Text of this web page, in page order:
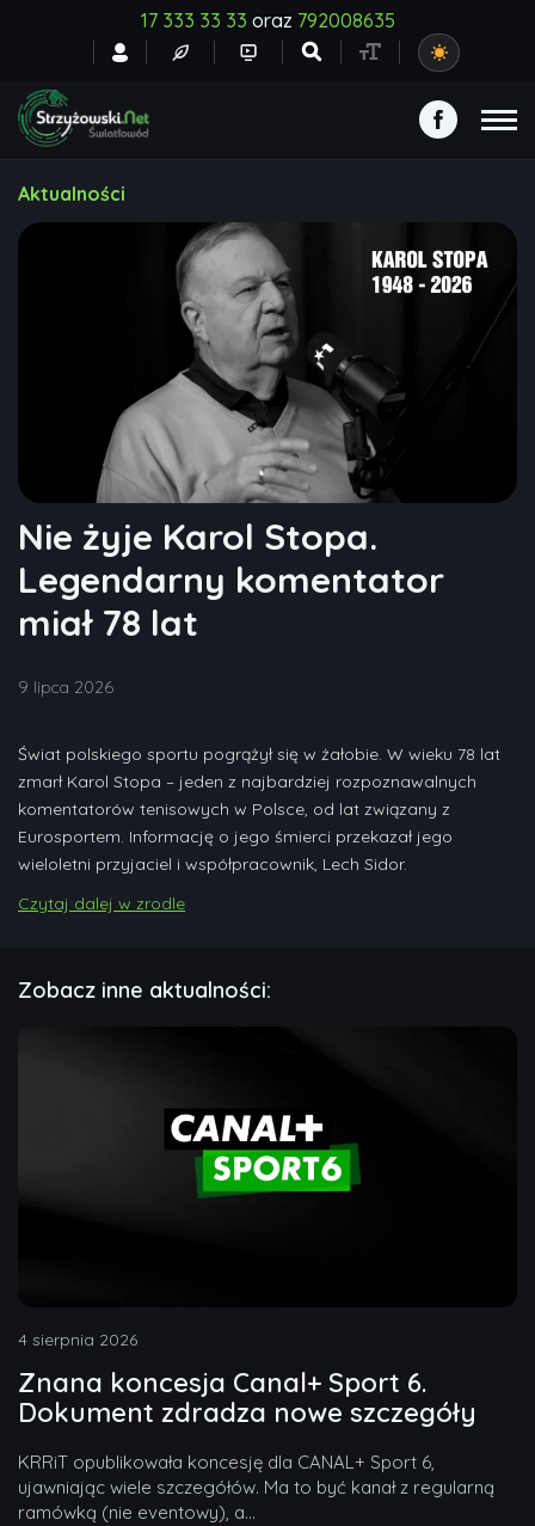
17 333 33 33 oraz 792008635
Aktualności
Nie żyje Karol Stopa.
Legendarny komentator
miał 78 lat
9 lipca 2026
Świat polskiego sportu pogrążył się w żałobie. W wieku 78 lat
zmarł Karol Stopa – jeden z najbardziej rozpoznawalnych
komentatorów tenisowych w Polsce, od lat związany z
Eurosportem. Informację o jego śmierci przekazał jego
wieloletni przyjaciel i współpracownik, Lech Sidor.
Czytaj dalej w zrodle
Zobacz inne aktualności:
4 sierpnia 2026
Znana koncesja Canal+ Sport 6.
Dokument zdradza nowe szczegóły
KRRiT opublikowała koncesję dla CANAL+ Sport 6,
ujawniając wiele szczegółów. Ma to być kanał z regularną
ramówką (nie eventowy), a...